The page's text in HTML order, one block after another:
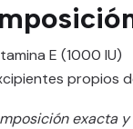
E (1000 IU)
propios
exacta